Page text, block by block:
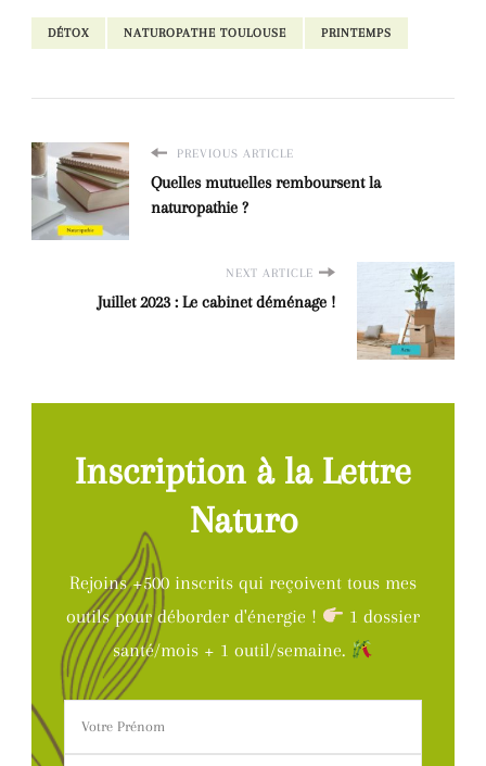
DÉTOX NATUROPATHE TOULOUSE PRINTEMPS
PREVIOUS ARTICLE
Quelles mutuelles remboursent la
naturopathie ?
NEXT ARTICLE
Juillet 2023 : Le cabinet déménage !
Inscription à la Lettre
Naturo
Rejoins +500 inscrits qui reçoivent tous mes
outils pour déborder d'énergie !
1 dossier
santé/mois + 1 outil/semaine.